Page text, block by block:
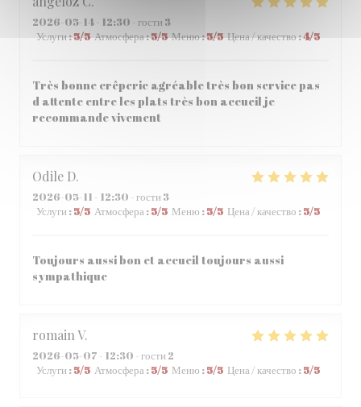
2026-05-14- 12:30 - гости 3
Услуги:5/5 Атмосфера:5/5 Меню:5/5 Цена / качество:4/5
Très bonne crêperie agréable très bon service pas
d attente entre les plats très bon accueil je
recommande vivement
Odile D
2026-05-11 - 12:30 - гости 3
Услуги :5/5 Атмосфера :5/5 Меню :5/5 Цена / качество :5/5
Toujours aussi bon et accueil toujours aussi
sympathique
romainV
2026-05-07 - 12:30 - гости 2
Услуги :5/5 Атмосфера :5/5 Меню :5/5 Цена / качество :5/5